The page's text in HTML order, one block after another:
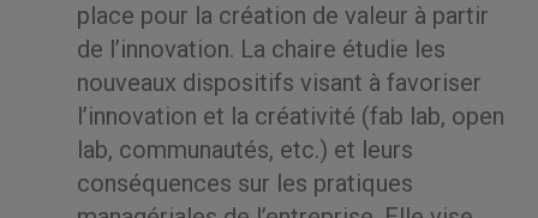
place pour la création de valeur à partir
de l’innovation. La chaire étudie les
nouveaux dispositifs visant à favoriser
l’innovation et la créativité (fab lab, open
lab, communautés, etc.) et leurs
conséquences sur les pratiques